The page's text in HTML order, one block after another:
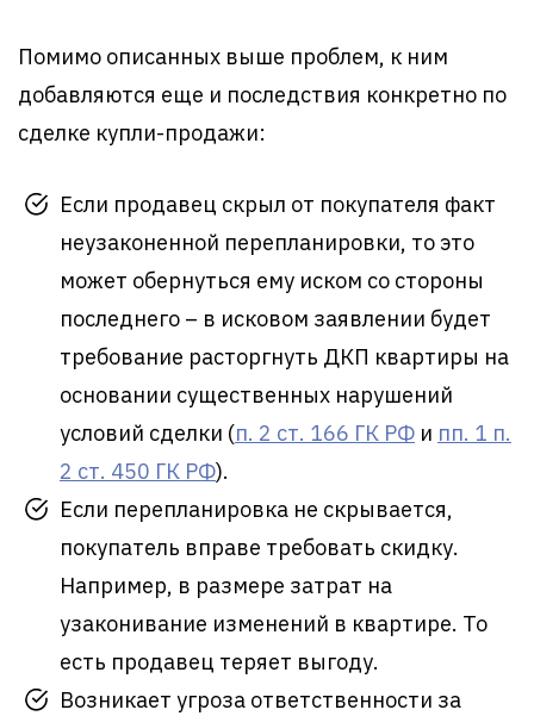
Помимо описанных выше проблем, к ним
добавляются еще и последствия конкретно по
сделке купли-продажи:
Если продавец скрыл от покупателя факт
неузаконенной перепланировки, то это
может обернуться ему иском со стороны
последнего – в исковом заявлении будет
требование расторгнуть ДКП квартиры на
основании существенных нарушений
условий сделки (п. 2 ст. 166 ГК РФ и пп. 1 п.
2 ст. 450 ГК РФ).
Если перепланировка не скрывается,
покупатель вправе требовать скидку.
Например, в размере затрат на
узаконивание изменений в квартире. То
есть продавец теряет выгоду.
Возникает угроза ответственности за